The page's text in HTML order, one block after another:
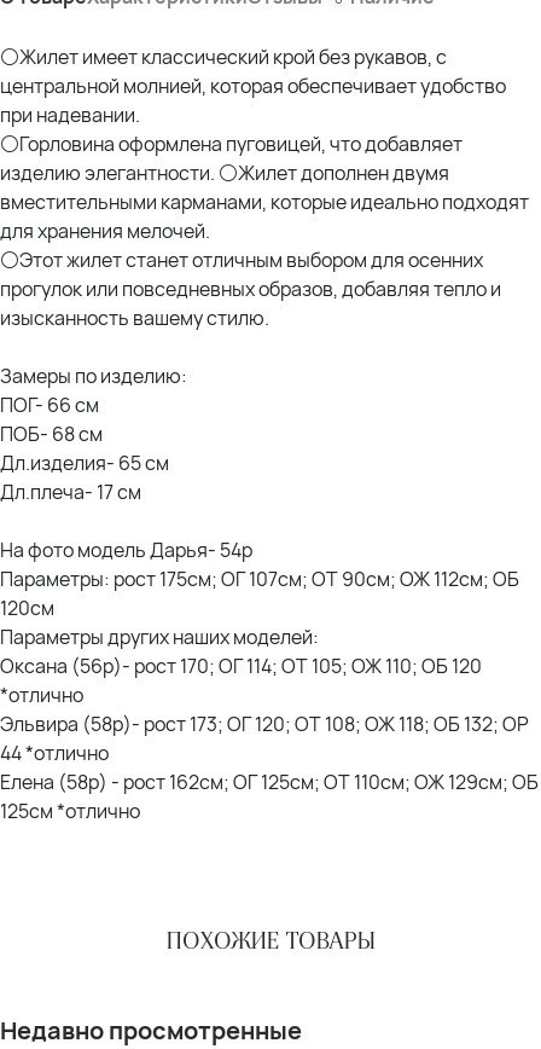
⚪Жилет имеет классический крой без рукавов, с
центральной молнией, которая обеспечивает удобство
при надевании.
⚪Горловина оформлена пуговицей, что добавляет
изделию элегантности. ⚪Жилет дополнен двумя
вместительными карманами, которые идеально подходят
для хранения мелочей.
⚪Этот жилет станет отличным выбором для осенних
прогулок или повседневных образов, добавляя тепло и
изысканность вашему стилю.
Замеры по изделию:
ПОГ- 66 см
ПОБ- 68 см
Дл.изделия- 65 см
Дл.плеча- 17 см
На фото модель Дарья- 54р
Параметры: рост 175см; ОГ 107см; ОТ 90см; ОЖ 112см; ОБ
120см
Параметры других наших моделей:
Оксана (56р)- рост 170; ОГ 114; ОТ 105; ОЖ 110; ОБ 120
*отлично
Эльвира (58р)- рост 173; ОГ 120; ОТ 108; ОЖ 118; ОБ 132; ОР
44 *отлично
Елена (58р) - рост 162см; ОГ 125см; ОТ 110см; ОЖ 129см; ОБ
125см *отлично
ПОХОЖИЕ ТОВАРЫ
Недавно просмотренные